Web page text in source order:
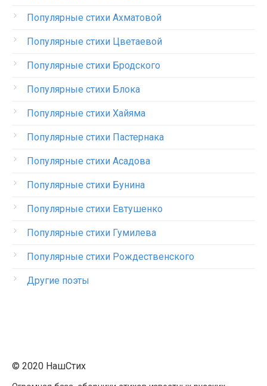
Популярные стихи Ахматовой
Популярные стихи Цветаевой
Популярные стихи Бродского
Популярные стихи Блока
Популярные стихи Хайяма
Популярные стихи Пастернака
Популярные стихи Асадова
Популярные стихи Бунина
Популярные стихи Евтушенко
Популярные стихи Гумилева
Популярные стихи Рождественского
Другие поэты
© 2020 НашСтих